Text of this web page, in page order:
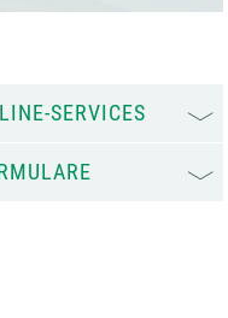
SERVICES